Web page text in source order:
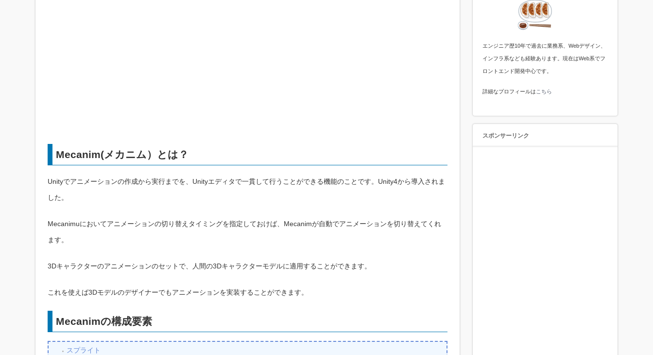
Mecanim(メカニム）とは？
Unityでアニメーションの作成から実行までを、Unityエディタで一貫して行うことができる機能のことです。Unity4から導入されま
した。
Mecanimuにおいてアニメーションの切り替えタイミングを指定しておけば、Mecanimが自動でアニメーションを切り替えてくれ
ます。
3Dキャラクターのアニメーションのセットで、人間の3Dキャラクターモデルに適用することができます。
これを使えば3Dモデルのデザイナーでもアニメーションを実装することができます。
Mecanimの構成要素
スプライト
エンジニア歴10年で過去に業務系、Webデザイン、
インフラ系なども経験あります。現在はWeb系でフ
ロントエンド開発中心です。
詳細なプロフィールは こちら
スポンサーリンク